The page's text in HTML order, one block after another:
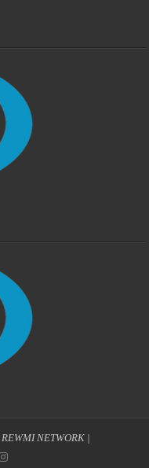
REWMI NETWORK|